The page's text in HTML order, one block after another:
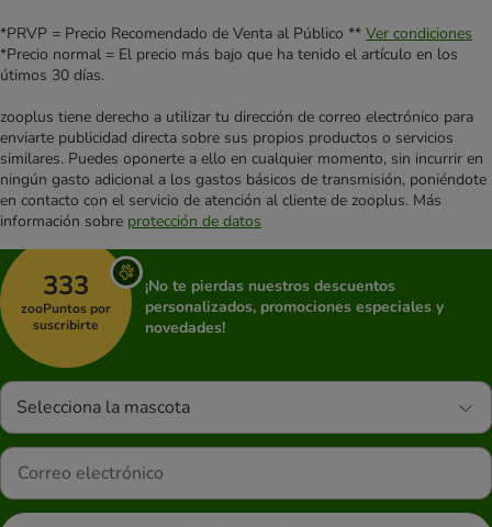
*PRVP = Precio Recomendado de Venta al Público ** Ver condiciones
*Precio normal = El precio más bajo que ha tenido el artículo en los
útimos 30 días.
zooplus tiene derecho a utilizar tu dirección de correo electrónico para
enviarte publicidad directa sobre sus propios productos o servicios
similares. Puedes oponerte a ello en cualquier momento, sin incurrir en
ningún gasto adicional a los gastos básicos de transmisión, poniéndote
en contacto con el servicio de atención al cliente de zooplus. Más
información sobre protección de datos
333
zooPuntos por
suscribirte
¡No te pierdas nuestros descuentos
personalizados, promociones especiales y
novedades!
Selecciona la mascota